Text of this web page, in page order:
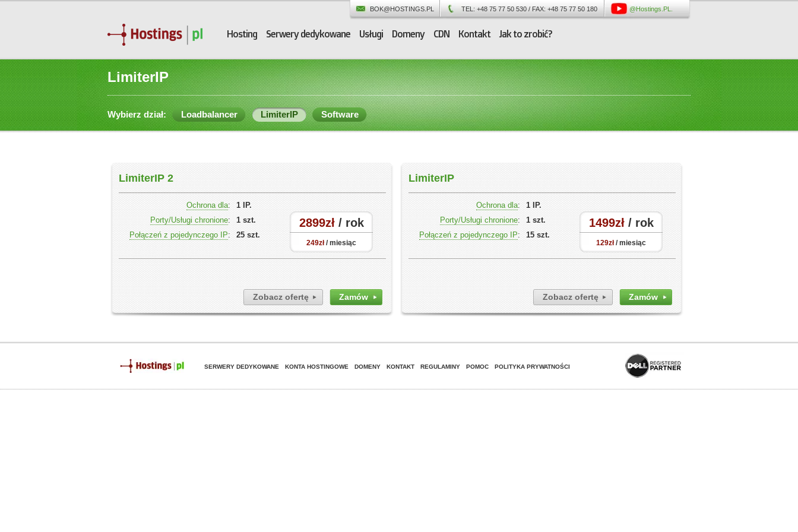
Hosting Serwery dedykowane Usługi Domeny CDN Kontakt Jak to zrobić?
BOK@HOSTINGS.PL TEL: +48 75 77 50 530 / FAX: +48 75 77 50 180 @Hostings.PL.
LimiterIP
Wybierz dział: Loadbalancer LimiterIP Software
LimiterIP 2
Ochrona dla:
1 IP.
Porty/Usługi chronione:
1 szt.
Połączeń z pojedynczego IP: 25 szt.
2899zł/ rok
249zł/ miesiąc
Zobacz ofertę Zamów
LimiterIP
Ochrona dla:
1 IP.
Porty/Usługi chronione:
1 szt.
Połączeń z pojedynczego IP: 15 szt.
1499zł/ rok
129zł/ miesiąc
Zobacz ofertę Zamów
SERWERY DEDYKOWANE KONTA HOSTINGOWE DOMENY KONTAKT REGULAMINY POMOC POLITYKA PRYWATNOŚCI